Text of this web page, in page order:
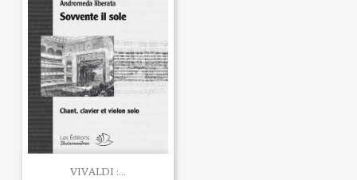
VIVALDI :...